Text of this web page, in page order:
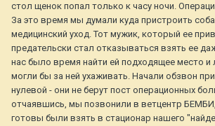
стол щенок попал только к часу ночи.
За это время мы думали куда пристроить
медицинский уход. Тот мужик, который ее
предательски стал отказываться взять ее
нас было время найти ей подходящее место
могли бы за ней ухаживать. Начали обзвон
нулевой - они не берут пост операционных
отчаявшись, мы позвонили в ветцентр
готовы были взять в стационар нашего